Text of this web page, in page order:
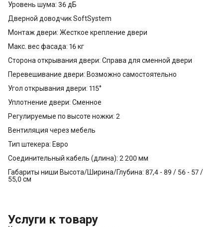
Уровень шума: 36 дБ
Дверной доводчик SoftSystem
Монтаж двери: Жесткое крепление двери
Макс. вес фасада: 16 кг
Сторона открывания двери: Справа для сменной двери
Перевешивание двери: Возможно самостоятельно
Угол открывания двери: 115°
Уплотнение двери: Сменное
Регулируемые по высоте ножки: 2
Вентиляция через мебель
Тип штекера: Евро
Соединительный кабель (длина): 2 200 мм
Габариты ниши Высота/Ширина/Глубина: 87,4 - 89 / 56 - 57 /
55,0 см
Услуги к товару